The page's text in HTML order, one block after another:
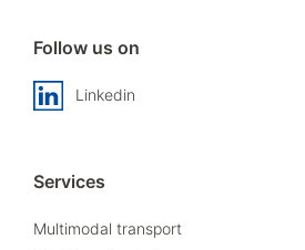
Follow us on
Linkedin
Services
Multimodal transport